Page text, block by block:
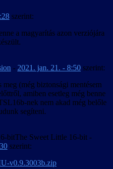
szerint:
a magyarítás azon verziójára
- 2021. jan. 21. - 8:50 szerint:
meg (még biztonsági mentésem
amiben esetleg még benne
nek nem akad még belőle
segíteni.
The Sweet Little 16-bit -
szerint:
v0.9.3003b.zip